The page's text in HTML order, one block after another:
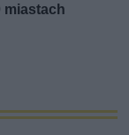
miastach